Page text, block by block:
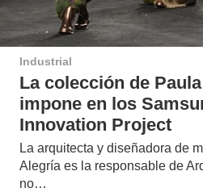
Industrial
La colección de
impone en los
Innovation Project
La arquitecta y diseñadora de
Alegría es la responsable de
no…